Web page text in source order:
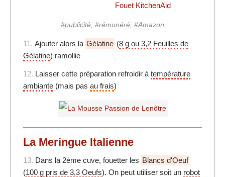
Fouet KitchenAid
#publicité, #rémunéré, #Amazon
11. Ajouter alors la Gélatine (8 g ou 3,2 Feuilles de
Gélatine) ramollie
12. Laisser cette préparation refroidir à température
ambiante (mais pas au frais)
La Meringue Italienne
13. Dans la 2ème cuve, fouetter les Blancs d'Oeuf
(100 g pris de 3,3 Oeufs). On peut utiliser soit un robot